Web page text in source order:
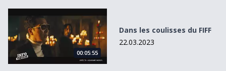
Dans les coulisses du FIFF
00:05:55
Dans les coulisses du FIFF
22.03.2023